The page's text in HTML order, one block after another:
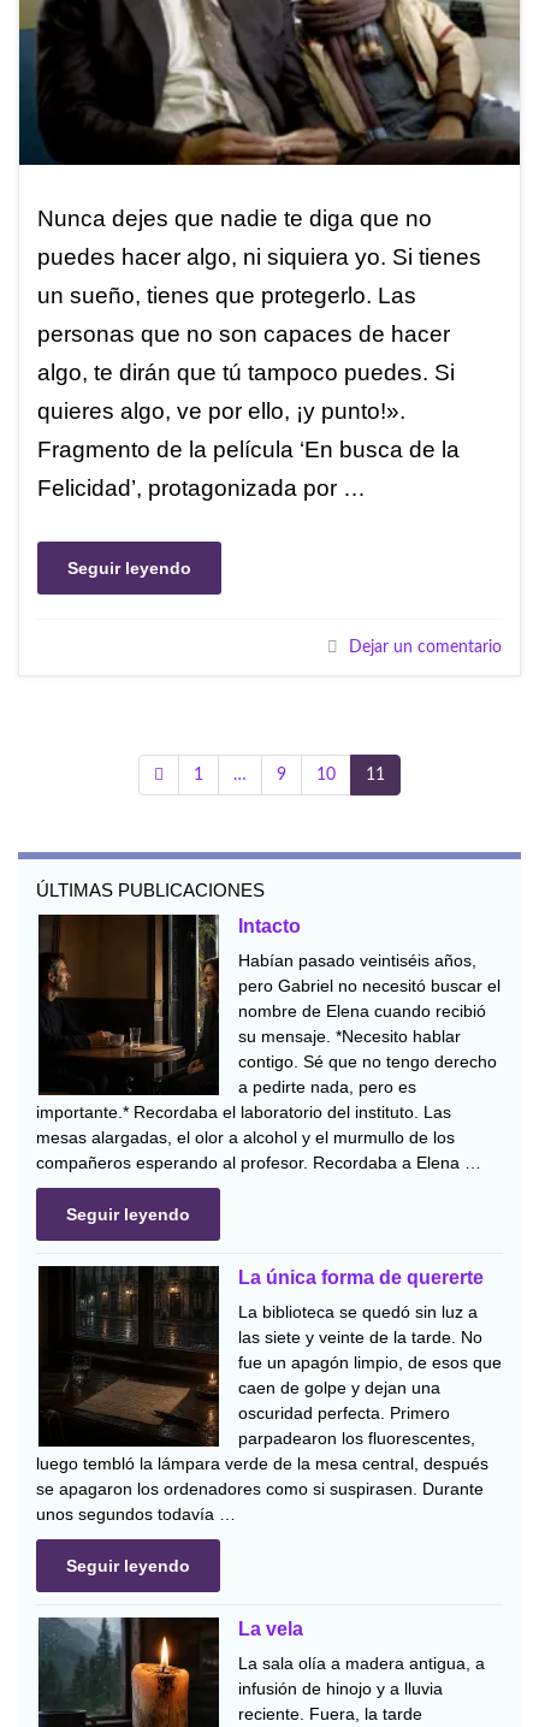
Nunca dejes que nadie te diga que no
puedes hacer algo, ni siquiera yo. Si tienes
un sueño, tienes que protegerlo. Las
personas que no son capaces de hacer
algo, te dirán que tú tampoco puedes. Si
quieres algo, ve por ello, ¡y punto!».
Fragmento de la película ‘En busca de la
Felicidad’, protagonizada por …
Seguir leyendo
Dejar un comentario
1 … 9 10 11
ÚLTIMAS PUBLICACIONES
Intacto
Habían pasado veintiséis años,
pero Gabriel no necesitó buscar el
nombre de Elena cuando recibió
su mensaje. *Necesito hablar
contigo. Sé que no tengo derecho
a pedirte nada, pero es
importante.* Recordaba el laboratorio del instituto. Las
mesas alargadas, el olor a alcohol y el murmullo de los
compañeros esperando al profesor. Recordaba a Elena …
Seguir leyendo
La única forma de quererte
La biblioteca se quedó sin luz a
las siete y veinte de la tarde. No
fue un apagón limpio, de esos que
caen de golpe y dejan una
oscuridad perfecta. Primero
parpadearon los fluorescentes,
luego tembló la lámpara verde de la mesa central, después
se apagaron los ordenadores como si suspirasen. Durante
unos segundos todavía …
Seguir leyendo
La vela
La sala olía a madera antigua, a
infusión de hinojo y a lluvia
reciente. Fuera, la tarde